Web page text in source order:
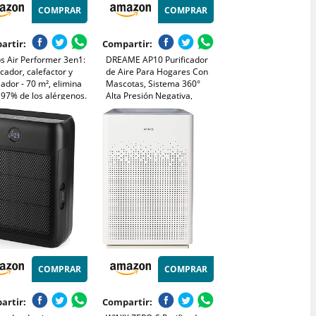
COMPRAR
Air Performer 3en1:
calefactor y
- 70 m², elimina
de los alérgenos.
Sensores
Alexa, App.
y bajo consumo
15)
COMPRAR
Compartir:
DREAME AP10 Purificador
de Aire Para Hogares Con
Mascotas, Sistema 360°
Alta Presión Negativa,
Purificación 5 Etapas Que
Transparente, Tapa Curva,
Luz Eco, Control Con App
COMPRAR COMPRAR
Compartir: